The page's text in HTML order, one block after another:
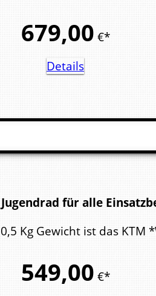
679,00 €*
Details
für alle
Kg Gewicht ist das
549,00 €*